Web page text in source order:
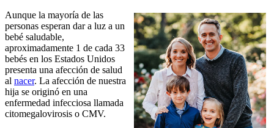
Aunque la mayoría de las
personas esperan dar a luz a un
bebé saludable,
aproximadamente 1 de cada 33
bebés en los Estados Unidos
presenta una afección de salud
al nacer. La afección de nuestra
hija se originó en una
enfermedad infecciosa llamada
citomegalovirosis o CMV.